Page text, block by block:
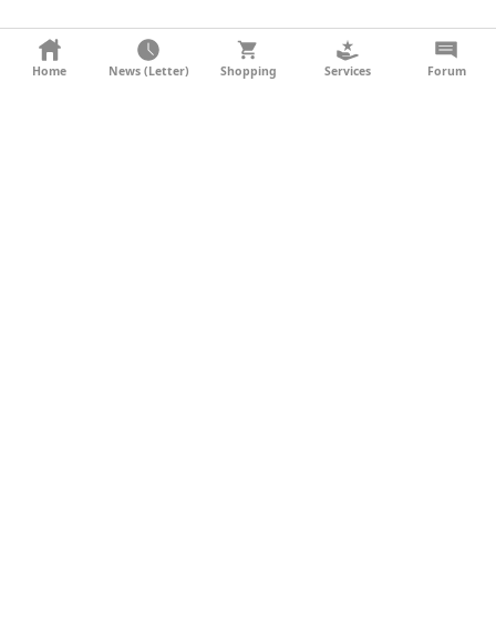
KONTAKT
Home News (Letter) Shopping Services Forum